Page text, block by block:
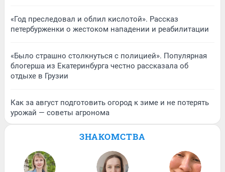
«Год преследовал и облил кислотой». Рассказ
петербурженки о жестоком нападении и реабилитации
«Было страшно столкнуться с полицией». Популярная
блогерша из Екатеринбурга честно рассказала об
отдыхе в Грузии
Как за август подготовить огород к зиме и не потерять
урожай — советы агронома
ЗНАКОМСТВА